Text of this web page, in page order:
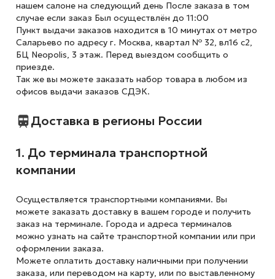
нашем салоне на следующий день После заказа в том
случае если заказ Был осуществлён до 11:00
Пункт выдачи заказов находится в 10 минутах от метро
Саларьево по адресу г. Москва, квартал № 32, вл16 с2,
БЦ Neopolis, 3 этаж. Перед выездом сообщить о
приезде.
Так же вы можете заказать набор товара в любом из
офисов выдачи заказов СДЭК.
Доставка в регионы России
1. До терминала транспортной
компании
Осуществляется транспортными компаниями. Вы
можете заказать доставку в вашем городе и получить
заказ на терминале. Города и адреса терминалов
можно узнать на сайте транспортной компании или при
оформлении заказа.
Можете оплатить доставку наличными при получении
заказа, или переводом на карту, или по выставленному